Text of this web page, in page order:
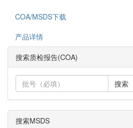
COA/MSDS下载
产品详情
搜索质检报告(COA)
搜索
搜索MSDS